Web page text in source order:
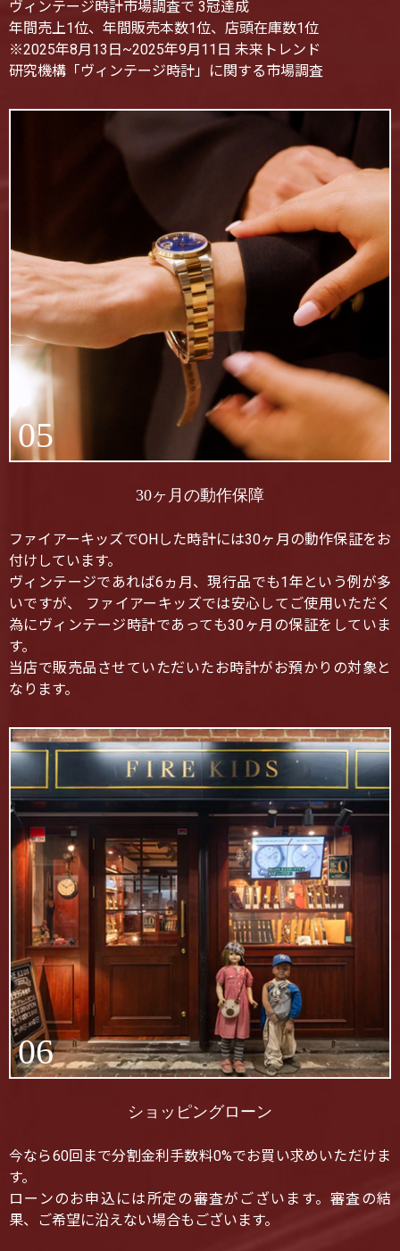
ヴィンテージ時計市場調査で 3冠達成
年間売上1位、年間販売本数1位、店頭在庫数1位
※2025年8月13日~2025年9月11日 未来トレンド
研究機構「ヴィンテージ時計」に関する市場調査
05
30ヶ月の動作保障
ファイアーキッズでOHした時計には30ヶ月の動作保証をお
付けしています。
ヴィンテージであれば6ヵ月、現行品でも1年という例が多
いですが、 ファイアーキッズでは安心してご使用いただく
為にヴィンテージ時計であっても30ヶ月の保証をしていま
す。
当店で販売品させていただいたお時計がお預かりの対象と
なります。
06
ショッピングローン
今なら60回まで分割金利手数料0%でお買い求めいただけま
す。
ローンのお申込には所定の審査がございます。審査の結
果、ご希望に沿えない場合もございます。